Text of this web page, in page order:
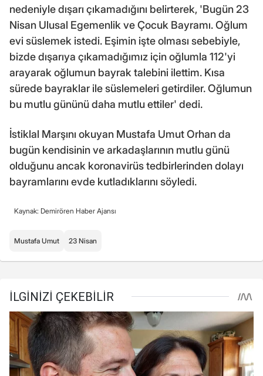
nedeniyle dışarı çıkamadığını belirterek, 'Bugün 23
Nisan Ulusal Egemenlik ve Çocuk Bayramı. Oğlum
evi süslemek istedi. Eşimin işte olması sebebiyle,
bizde dışarıya çıkamadığımız için oğlumla 112'yi
arayarak oğlumun bayrak talebini ilettim. Kısa
sürede bayraklar ile süslemeleri getirdiler. Oğlumun
bu mutlu gününü daha mutlu ettiler' dedi.
İstiklal Marşını okuyan Mustafa Umut Orhan da
bugün kendisinin ve arkadaşlarının mutlu günü
olduğunu ancak koronavirüs tedbirlerinden dolayı
bayramlarını evde kutladıklarını söyledi.
Kaynak: Demirören Haber Ajansı
Mustafa Umut 23 Nisan